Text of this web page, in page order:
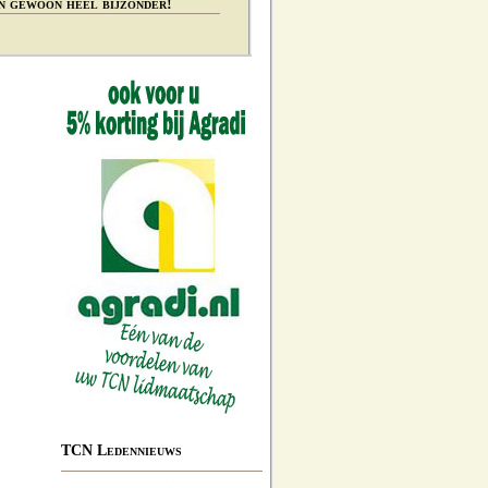
gewoon heel bijzonder!
TCN Ledennieuws